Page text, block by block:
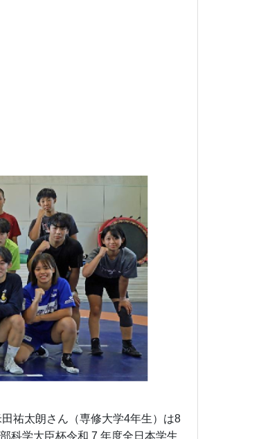
祐太朗さん（専修大学4年生）は8
科学大臣杯令和 7 年度全日本学生